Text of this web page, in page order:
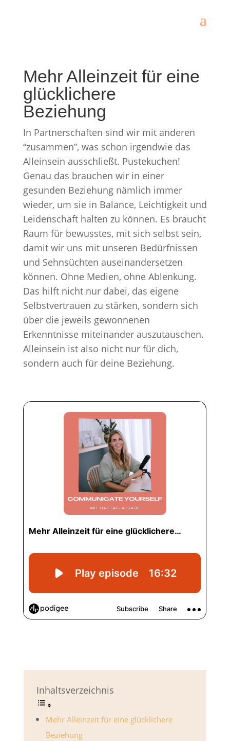
Mehr Alleinzeit für eine
glücklichere
Beziehung
In Partnerschaften sind wir mit anderen
“zusammen”, was schon irgendwie das
Alleinsein ausschließt. Pustekuchen!
Genau das brauchen wir in einer
gesunden Beziehung nämlich immer
wieder, um sie in Balance, Leichtigkeit und
Leidenschaft halten zu können. Es braucht
Raum für bewusstes, mit sich selbst sein,
damit wir uns mit unseren Bedürfnissen
und Sehnsüchten auseinandersetzen
können. Ohne Medien, ohne Ablenkung.
Das hilft nicht nur dabei, das eigene
Selbstvertrauen zu stärken, sondern sich
über die jeweils gewonnenen
Erkenntnisse miteinander auszutauschen.
Alleinsein ist also nicht nur für dich,
sondern auch für deine Beziehung.
Inhaltsverzeichnis
Mehr Alleinzeit für eine glücklichere
Beziehung